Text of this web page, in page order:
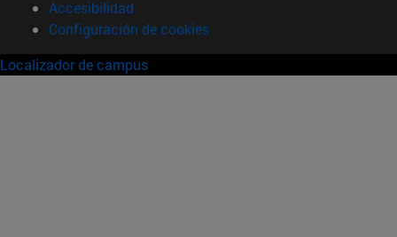
Accesibilidad
Configuración de cookies
Localizador de campus